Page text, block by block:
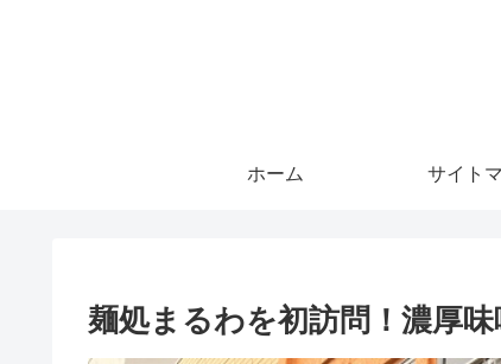
ホーム サイト
麺処まるわを初訪問！濃厚